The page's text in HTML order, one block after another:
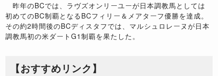
昨年のBCでは、ラヴズオンリーユーが日本調教馬としては
初めてのBC制覇となる BCフィリー＆メアターフ優勝を達成。
その約2時間後のBCディスタフでは、マルシュロレーヌが日本
調教馬初の米ダートG1制覇を果たした。
【おすすめリンク】